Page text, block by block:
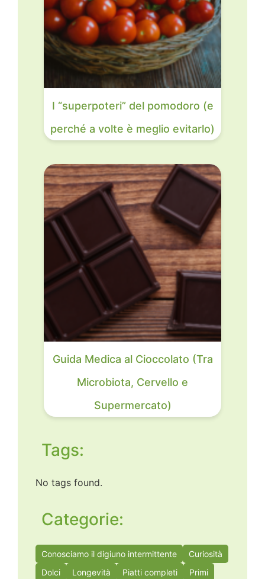
I “superpoteri” del pomodoro (e
perché a volte è meglio evitarlo)
Guida Medica al Cioccolato (Tra
Microbiota, Cervello e
Supermercato)
Tags:
No tags found.
Categorie:
Conosciamo il digiuno intermittente
Curiosità
Dolci
Longevità Piatti completi
Primi